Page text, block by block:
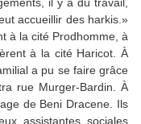
accueillir des harkis.»
à la cité Prodhomme, à
à la cité Haricot. À
a pu se faire grâce
rue Murger-Bardin. À
de Beni Dracene. Ils
assistantes sociales